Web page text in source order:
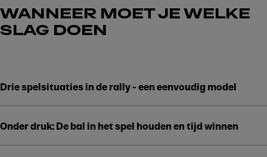
WANNEER MOET JE WELKE
SLAG DOEN
Drie spelsituaties in de rally - een eenvoudig model
Onder druk: De bal in het spel houden en tijd winnen